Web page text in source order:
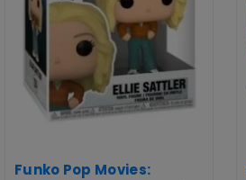
Funko Pop Movies: